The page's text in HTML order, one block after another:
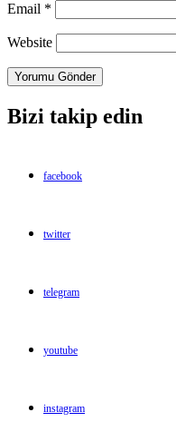
Email *
Website
Bizi takip edin
facebook
twitter
telegram
youtube
instagram